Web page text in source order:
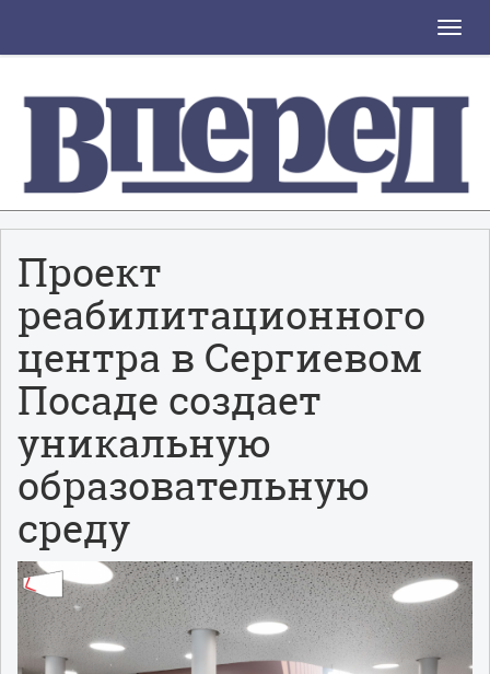
Toggle
Проект
реабилитационного
центра в Сергиевом
Посаде создает
уникальную
образовательную
среду